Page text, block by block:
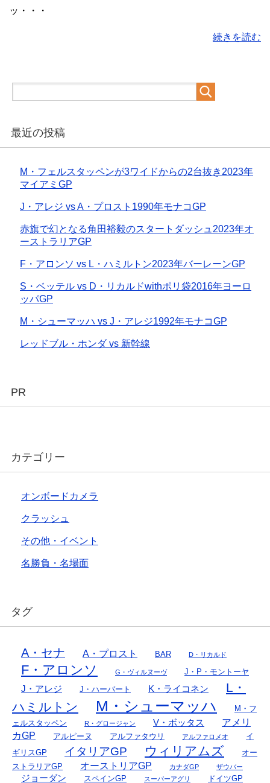
ッ・・・
続きを読む
最近の投稿
M・フェルスタッペンが3ワイドからの2台抜き2023年
マイアミGP
J・アレジ vs A・プロスト1990年モナコGP
赤旗で幻となる角田裕毅のスタートダッシュ2023年オ
ーストラリアGP
F・アロンソ vs L・ハミルトン2023年バーレーンGP
S・ベッテル vs D・リカルドwithポリ袋2016年ヨーロ
ッパGP
M・シューマッハ vs J・アレジ1992年モナコGP
レッドブル・ホンダ vs 新幹線
PR
カテゴリー
オンボードカメラ
クラッシュ
その他・イベント
名勝負・名場面
タグ
A・セナ A・プロスト BAR D・リカルド
F・アロンソ G・ヴィルヌーヴ J・P・モントーヤ
J・アレジ J・ハーバート K・ライコネン
L・
ハミルトン
M・シューマッハ
M・フ
ェルスタッペン
R・グロージャン V・ボッタス
アメリ
カGP
アルピーヌ アルファタウリ アルファロメオ
イ
ギリスGP
イタリアGP ウィリアムズ
オー
ストラリアGP
オーストリアGP カナダGP ザウバー
ジョーダン スペインGP スーパーアグリ ドイツGP